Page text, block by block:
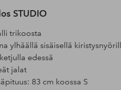
STUDIO
trikoosta
ylhäällä sisäisellä
edessä
jalat
83 cm koossa S